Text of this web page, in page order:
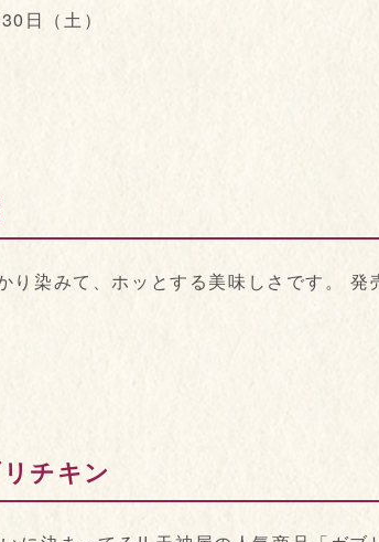
日（土）
り染みて、ホッとする美味しさです。 発
チキン